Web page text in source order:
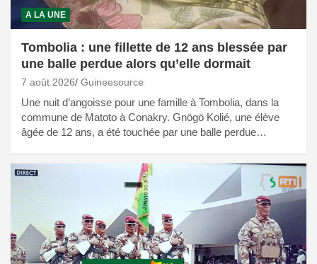
A LA UNE
Tombolia : une fillette de 12 ans blessée par
une balle perdue alors qu’elle dormait
7 août 2026 Guineesource
Une nuit d’angoisse pour une famille à Tombolia, dans la
commune de Matoto à Conakry. Gnögö Kolié, une élève
âgée de 12 ans, a été touchée par une balle perdue…